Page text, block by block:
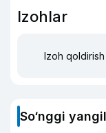
Izohlar
Izoh
So‘nggi